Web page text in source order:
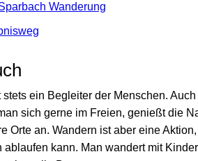
Wanderung
ein Begleiter der Menschen. Auch
sich gerne im Freien, genießt die
Orte an. Wandern ist aber eine
kann. Man wandert mit